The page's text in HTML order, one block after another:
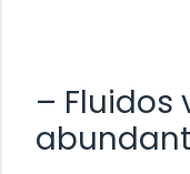
– Fluidos